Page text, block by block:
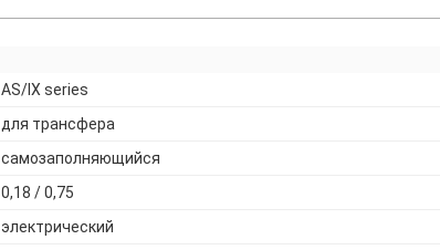
AS/IX series
для трансфера
самозаполняющийся
0,18 / 0,75
электрический